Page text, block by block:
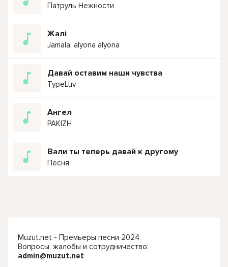
Патруль Нежности
Жалі
Jamala, alyona alyona
Давай оставим наши чувства
TypeLuv
Ангел
PAKIZH
Вали ты теперь давай к другому
Песня
Muzut.net - Премьеры песни 2024
Вопросы, жалобы и сотрудничество:
admin@muzut.net